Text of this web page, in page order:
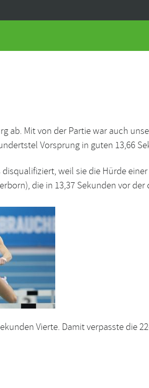
Mit von der Partie war auch
Vorsprung in guten 13,66
weil sie die Hürde
die in 13,37 Sekunden vor
Vierte. Damit verpasste die